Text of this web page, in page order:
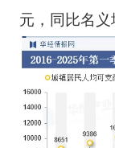
元，同比名义